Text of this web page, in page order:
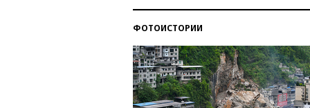
ФОТОИСТОРИИ